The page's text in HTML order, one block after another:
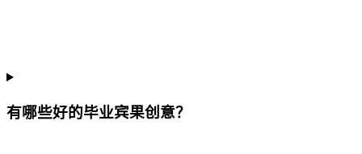
有哪些好的毕业宾果创意？